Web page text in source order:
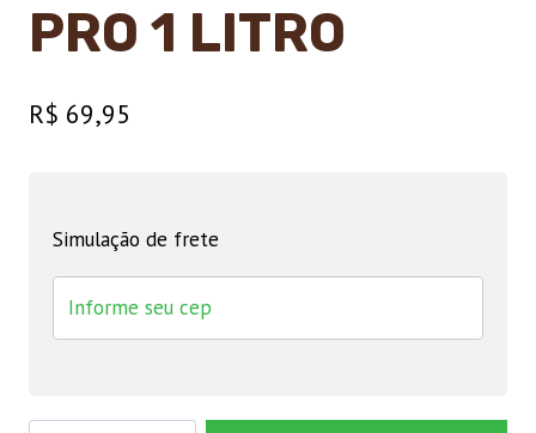
PRO 1 LITRO
R$ 69,95
Simulação de frete